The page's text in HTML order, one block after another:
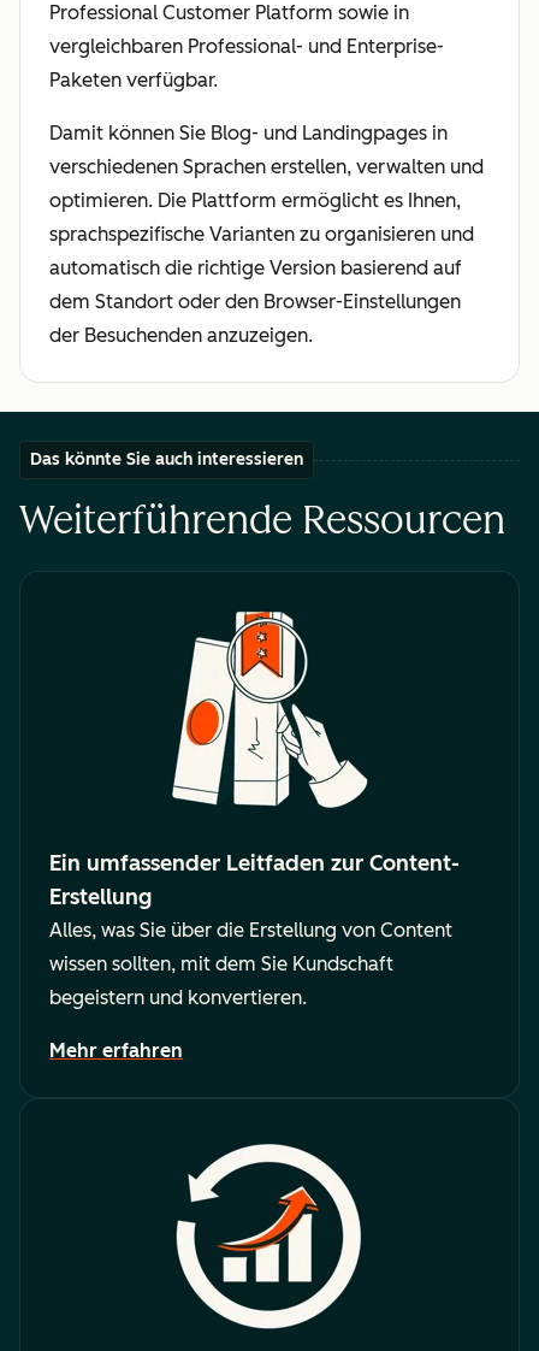
Professional Customer Platform sowie in
vergleichbaren Professional- und Enterprise-
Paketen verfügbar.
Damit können Sie Blog- und Landingpages in
verschiedenen Sprachen erstellen, verwalten und
optimieren. Die Plattform ermöglicht es Ihnen,
sprachspezifische Varianten zu organisieren und
automatisch die richtige Version basierend auf
dem Standort oder den Browser-Einstellungen
der Besuchenden anzuzeigen.
Das könnte Sie auch interessieren
Weiterführende Ressourcen
Ein umfassender Leitfaden zur Content-
Erstellung
Alles, was Sie über die Erstellung von Content
wissen sollten, mit dem Sie Kundschaft
begeistern und konvertieren.
Mehr erfahren